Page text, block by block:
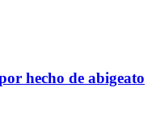
hecho de abigeato